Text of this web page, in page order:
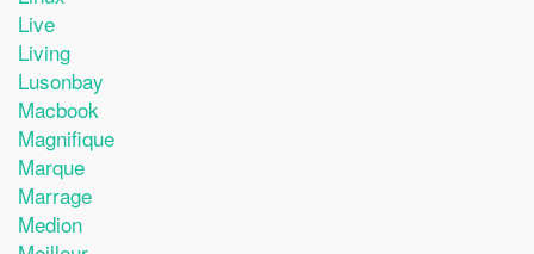
Live
Living
Lusonbay
Macbook
Magnifique
Marque
Marrage
Medion